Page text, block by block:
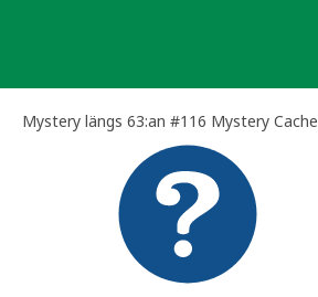
Mystery längs 63:an #116 Mystery Cache